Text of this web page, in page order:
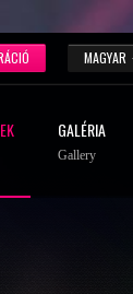
MAGYAR
GALÉRIA
Gallery